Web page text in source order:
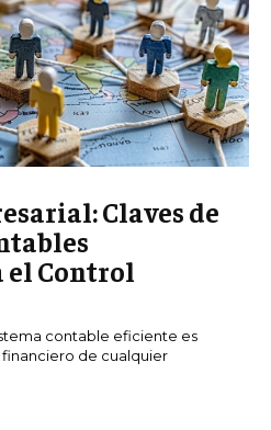
Claves de
el Control
contable eficiente es
de cualquier